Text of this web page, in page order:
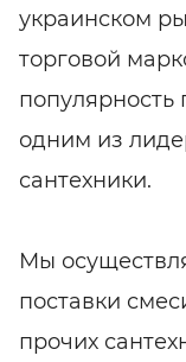
украинском
торговой
популярность
одним из
сантехники.
Мы
поставки
прочих